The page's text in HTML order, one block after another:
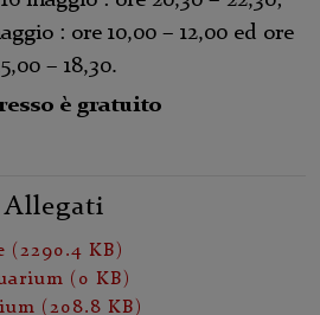
: ore 10,00 – 12,00 ed ore
– 18,30.
è gratuito
Allegati
(2290.4 KB)
(0 KB)
(208.8 KB)